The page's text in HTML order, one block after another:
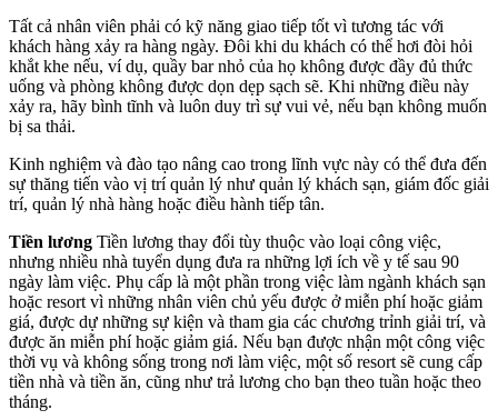
Tất cả nhân viên phải có kỹ năng giao tiếp tốt vì tương tác với
khách hàng xảy ra hàng ngày. Đôi khi du khách có thể hơi đòi hỏi
khắt khe nếu, ví dụ, quầy bar nhỏ của họ không được đầy đủ thức
uống và phòng không được dọn dẹp sạch sẽ. Khi những điều này
xảy ra, hãy bình tĩnh và luôn duy trì sự vui vẻ, nếu bạn không muốn
bị sa thải.
Kinh nghiệm và đào tạo nâng cao trong lĩnh vực này có thể đưa đến
sự thăng tiến vào vị trí quản lý như quản lý khách sạn, giám đốc giải
trí, quản lý nhà hàng hoặc điều hành tiếp tân.
Tiền lương Tiền lương thay đổi tùy thuộc vào loại công việc,
nhưng nhiều nhà tuyển dụng đưa ra những lợi ích về y tế sau 90
ngày làm việc. Phụ cấp là một phần trong việc làm ngành khách sạn
hoặc resort vì những nhân viên chủ yếu được ở miễn phí hoặc giảm
giá, được dự những sự kiện và tham gia các chương trỉnh giải trí, và
được ăn miễn phí hoặc giảm giá. Nếu bạn được nhận một công việc
thời vụ và không sống trong nơi làm việc, một số resort sẽ cung cấp
tiền nhà và tiền ăn, cũng như trả lương cho bạn theo tuần hoặc theo
tháng.